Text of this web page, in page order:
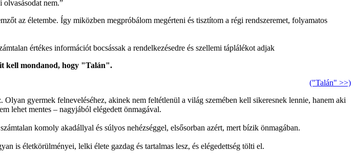
olvasásodat nem.”
az életembe. Így miközben megpróbálom megérteni és tisztítom a régi rendszeremet, folyamatos
értékes információt bocsássak a rendelkezésedre és szellemi táplálékot adjak
kell mondanod, hogy "Talán".
("Talán" >>)
gyermek felneveléséhez, akinek nem feltétlenül a világ szemében kell sikeresnek lennie, hanem aki
lehet mentes – nagyjából elégedett önmagával.
komoly akadállyal és súlyos nehézséggel, elsősorban azért, mert bízik önmagában.
is életkörülményei, lelki élete gazdag és tartalmas lesz, és elégedettség tölti el.